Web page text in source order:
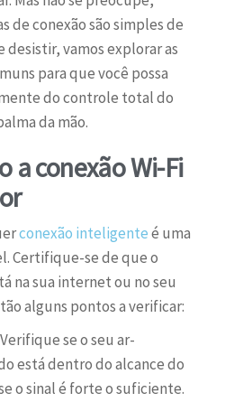
de conexão são simples de
desistir, vamos explorar as
para que você possa
do controle total do
da mão.
a conexão Wi-Fi
conexão inteligenteé uma
Certifique-se de que o
na sua internet ou no seu
alguns pontos a verificar:
se o seu ar-
está dentro do alcance do
o sinal é forte o suficiente.